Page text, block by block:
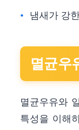
냄새가 강
멸균우
멸균우유와
특성을 이해